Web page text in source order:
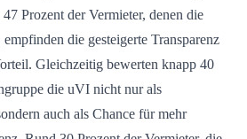
Prozent der Vermieter, denen die
die gesteigerte Transparenz
Gleichzeitig bewerten knapp 40
die uVI nicht nur als
auch als Chance für mehr